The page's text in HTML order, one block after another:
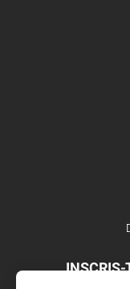
INSCRIS-